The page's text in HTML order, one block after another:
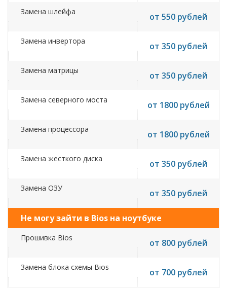
Замена шлейфа от 550 рублей
Замена инвертора от 350 рублей
Замена матрицы от 350 рублей
Замена северного моста от 1800 рублей
Замена процессора от 1800 рублей
Замена жесткого диска от 350 рублей
Замена ОЗУ от 350 рублей
Не могу зайти в Bios на ноутбуке
Прошивка Bios от 800 рублей
Замена блока схемы Bios от 700 рублей